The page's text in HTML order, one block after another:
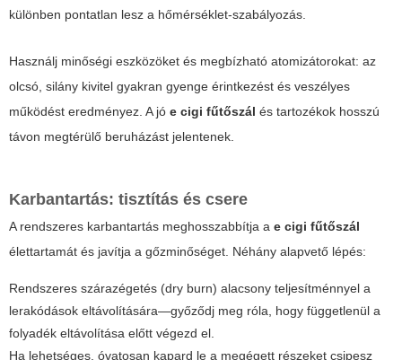
különben pontatlan lesz a hőmérséklet-szabályozás.
Használj minőségi eszközöket és megbízható atomizátorokat: az
olcsó, silány kivitel gyakran gyenge érintkezést és veszélyes
működést eredményez. A jó e cigi fűtőszál és tartozékok hosszú
távon megtérülő beruházást jelentenek.
Karbantartás: tisztítás és csere
A rendszeres karbantartás meghosszabbítja a e cigi fűtőszál
élettartamát és javítja a gőzminőséget. Néhány alapvető lépés:
Rendszeres szárazégetés (dry burn) alacsony teljesítménnyel a
lerakódások eltávolítására—győződj meg róla, hogy függetlenül a
folyadék eltávolítása előtt végezd el.
Ha lehetséges, óvatosan kapard le a megégett részeket csipesz